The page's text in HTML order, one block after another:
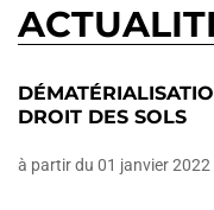
DROIT DES SOLS
à partir du 01 janvier 2022